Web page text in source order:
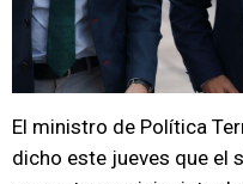
El ministro de Política
dicho este jueves que el